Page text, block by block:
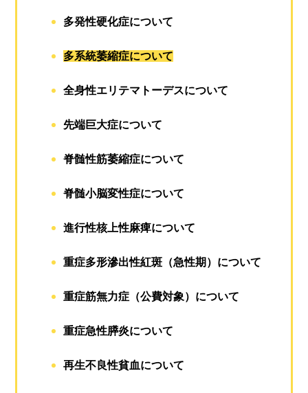
多発性硬化症について
多系統萎縮症について
全身性エリテマトーデスについて
先端巨大症について
脊髄性筋萎縮症について
脊髄小脳変性症について
進行性核上性麻痺について
重症多形滲出性紅斑（急性期）について
重症筋無力症（公費対象）について
重症急性膵炎について
再生不良性貧血について